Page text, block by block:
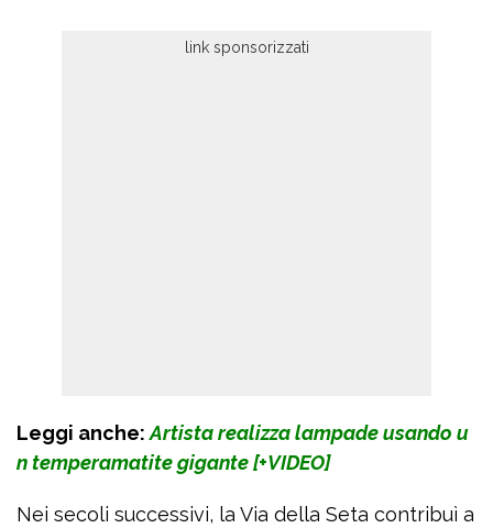
Leggi anche: Artista realizza lampade usando u
n temperamatite gigante [+VIDEO]
Nei secoli successivi, la Via della Seta contribuì a